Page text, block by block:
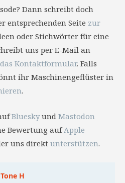
Dann schreibt doch
entsprechenden Seite zur
oder Stichwörter für eine
uns per E-Mail an
das Kontaktformular. Falls
ihr Maschinengeflüster in
.
Blueskyund Mastodon
Bewertung aufApple
uns direkt unterstützen.